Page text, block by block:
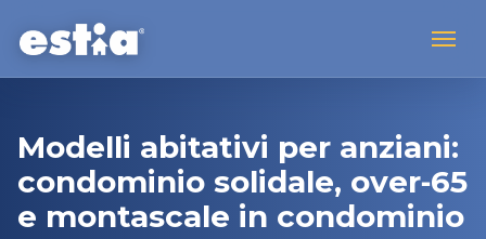
Modelli abitativi per anziani:
condominio solidale, over‑65
e montascale in condominio